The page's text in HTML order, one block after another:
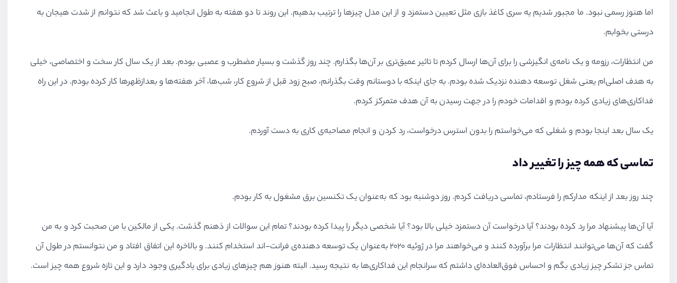
اما هنوز رسمی نبود. ما مجبور شدیم یه سری کاغذ بازی مثل تعیین دستمزد و از این مدل چیزها را ترتیب بدهیم. این روند تا دو هفته به طول انجامید و باعث شد که نتوانم از شدت هیجان به
درستی بخوابم.
من انتظارات، رزومه و یک نامه‌ی انگیزشی را برای آن‌ها ارسال کردم تا تاثیر عمیق‌تری بر آن‌ها بگذارم. چند روز گذشت و بسیار مضطرب و عصبی بودم. بعد از یک سال کار سخت و اختصاصی، خیلی
به هدف اصلی‌ام یعنی شغل توسعه دهنده نزدیک شده بودم. به جای اینکه با دوستانم وقت بگذرانم، صبح زود قبل از شروع کار، شب‌ها، آخر هفته‌ها و بعدازظهر‌ها کار کرده بودم. در این راه
فداکاری‌های زیادی کرده بودم و اقدامات خودم را در جهت رسیدن به آن هدف متمرکز کردم.
یک سال بعد اینجا بودم و شغلی که می‌خواستم را بدون استرس درخواست، رد کردن و انجام مصاحبه‌ی کاری به دست آوردم.
تماسی که همه چیز را تغییر داد
چند روز بعد از اینکه مدارکم را فرستادم، تماسی دریافت کردم. روز دوشنبه بود که به‌عنوان یک تکنسین برق مشغول به کار بودم.
آیا آن‌ها پیشنهاد مرا رد کرده بودند؟ آیا درخواست آن دستمزد خیلی بالا بود؟ آیا شخصی دیگر را پیدا کرده بودند؟ تمام این سوالات از ذهنم گذشت. یکی از مالکین با من صحبت کرد و به من
گفت که ﺁن‌ها می‌توانند انتظارات مرا برﺁورده کنند و می‌خواهند مرا در ژوئیه ۲۰۲۰ به‌عنوان یک توسعه دهنده‌ی فرانت-اند استخدام کنند. و بالاخره این اتفاق افتاد و من نتوانستم در طول آن
تماس جز تشکر چیز زیادی بگم و احساس فوق‌العاده‌ای داشتم که سرانجام این فداکاری‌ها به نتیجه رسید. البته هنوز هم چیزهای زیادی برای یادگیری وجود دارد و این تازه شروع همه چیز است.